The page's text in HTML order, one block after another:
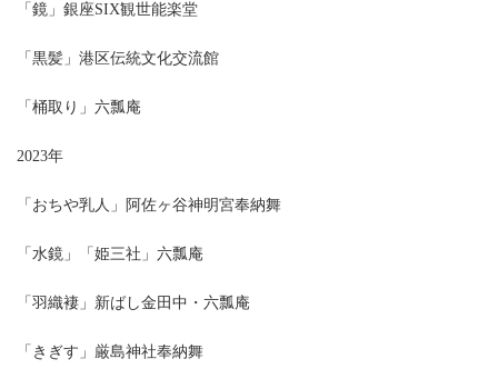
「鏡」銀座SIX観世能楽堂
「黒髪」港区伝統文化交流館
「桶取り」六瓢庵
2023年
「おちや乳人」阿佐ヶ谷神明宮奉納舞
「水鏡」「姫三社」六瓢庵
「羽織褄」新ばし金田中・六瓢庵
「きぎす」厳島神社奉納舞